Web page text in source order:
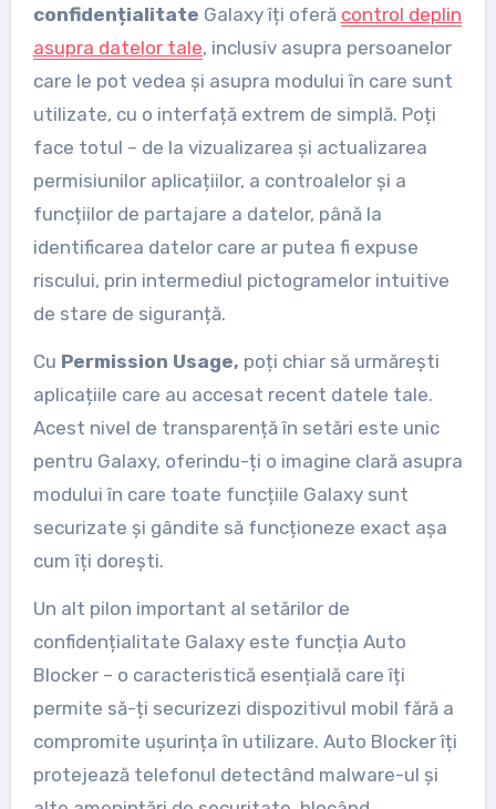
confidențialitate Galaxy îți oferă control deplin
asupra datelor tale, inclusiv asupra persoanelor
care le pot vedea și asupra modului în care sunt
utilizate, cu o interfață extrem de simplă. Poți
face totul – de la vizualizarea și actualizarea
permisiunilor aplicațiilor, a controalelor și a
funcțiilor de partajare a datelor, până la
identificarea datelor care ar putea fi expuse
riscului, prin intermediul pictogramelor intuitive
de stare de siguranță.
Cu Permission Usage, poți chiar să urmărești
aplicațiile care au accesat recent datele tale.
Acest nivel de transparență în setări este unic
pentru Galaxy, oferindu-ți o imagine clară asupra
modului în care toate funcțiile Galaxy sunt
securizate și gândite să funcționeze exact așa
cum îți dorești.
Un alt pilon important al setărilor de
confidențialitate Galaxy este funcția Auto
Blocker – o caracteristică esențială care îți
permite să-ți securizezi dispozitivul mobil fără a
compromite ușurința în utilizare. Auto Blocker îți
protejează telefonul detectând malware-ul și